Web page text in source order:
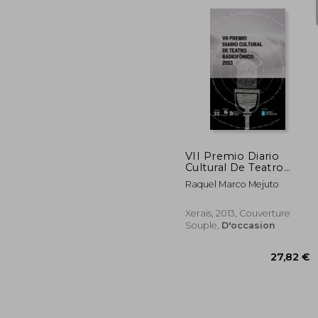
VII Premio Diario
Cultural De Teatro
Radiofónico (Edición
Literaria - Alternativas
Raquel Marco Mejuto
Xerais, 2013, Couverture
Souple, D'occasion